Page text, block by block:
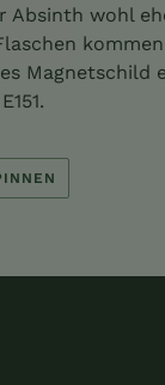
Absinth wohl
Magnetschild
PINNEN